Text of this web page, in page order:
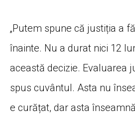
„Putem spune că justiția a
înainte. Nu a durat nici 12
această decizie. Evaluarea
spus cuvântul. Asta nu
e curățat, dar asta